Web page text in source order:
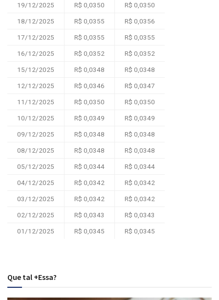
19/12/2025 R$ 0,0350 R$ 0,0350
18/12/2025 R$ 0,0355 R$ 0,0356
17/12/2025 R$ 0,0355 R$ 0,0355
16/12/2025 R$ 0,0352 R$ 0,0352
15/12/2025 R$ 0,0348 R$ 0,0348
12/12/2025 R$ 0,0346 R$ 0,0347
11/12/2025 R$ 0,0350 R$ 0,0350
10/12/2025 R$ 0,0349 R$ 0,0349
09/12/2025 R$ 0,0348 R$ 0,0348
08/12/2025 R$ 0,0348 R$ 0,0348
05/12/2025 R$ 0,0344 R$ 0,0344
04/12/2025 R$ 0,0342 R$ 0,0342
03/12/2025 R$ 0,0342 R$ 0,0342
02/12/2025 R$ 0,0343 R$ 0,0343
01/12/2025 R$ 0,0345 R$ 0,0345
Que tal +Essa?